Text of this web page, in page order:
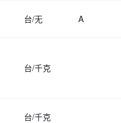
台/无 A
台/千克
台/千克